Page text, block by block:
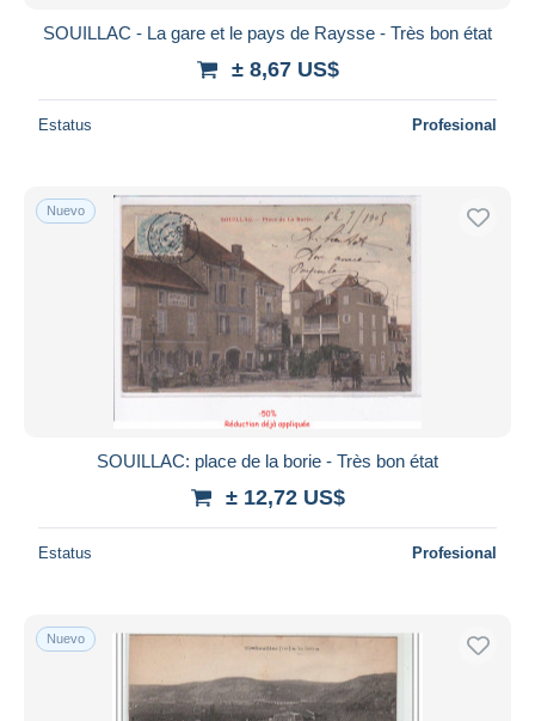
SOUILLAC - La gare et le pays de Raysse - Très bon état
± 8,67 US$
Estatus Profesional
Nuevo
SOUILLAC: place de la borie - Très bon état
± 12,72 US$
Estatus Profesional
Nuevo